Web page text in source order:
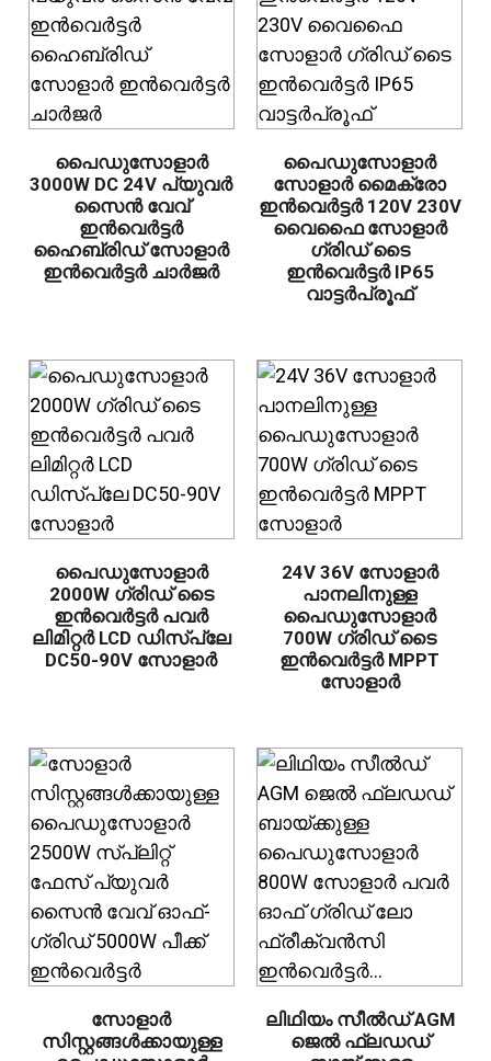
പൈഡുസോളാർ
3000W DC 24V പ്യുവർ
സൈൻ വേവ്
ഇൻവെർട്ടർ
ഹൈബ്രിഡ് സോളാർ
ഇൻവെർട്ടർ ചാർജർ
പൈഡുസോളാർ
സോളാർ മൈക്രോ
ഇൻവെർട്ടർ 120V 230V
വൈഫൈ സോളാർ
ഗ്രിഡ് ടൈ
ഇൻവെർട്ടർ IP65
വാട്ടർപ്രൂഫ്
പൈഡുസോളാർ
2000W ഗ്രിഡ് ടൈ
ഇൻവെർട്ടർ പവർ
ലിമിറ്റർ LCD ഡിസ്പ്ലേ
DC50-90V സോളാർ
24V 36V സോളാർ
പാനലിനുള്ള
പൈഡുസോളാർ
700W ഗ്രിഡ് ടൈ
ഇൻവെർട്ടർ MPPT
സോളാർ
സോളാർ
സിസ്റ്റങ്ങൾക്കായുള്ള
ലിഥിയം സീൽഡ് AGM
ജെൽ ഫ്ലഡഡ്